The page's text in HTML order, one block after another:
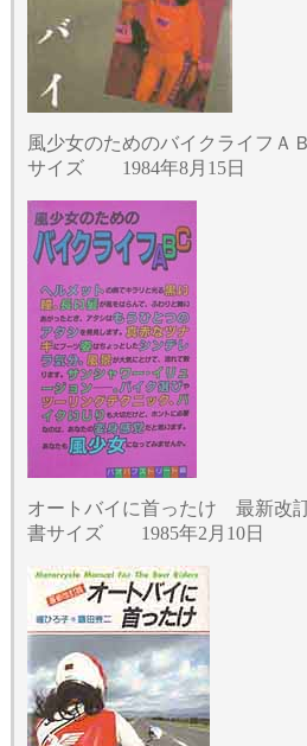
風少女のためのバイクライ
サイズ 1984年8月15日
オートバイに首ったけ 最
書サイズ 1985年2月10日